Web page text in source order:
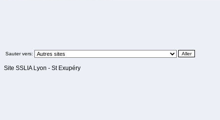
Sauter vers:
Site SSLIA Lyon - St Exupéry